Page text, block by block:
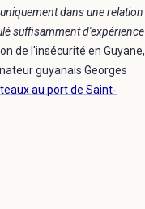
dans une relation
suffisamment d'expérience
de l'insécurité en Guyane,
guyanais Georges
au port de Saint-